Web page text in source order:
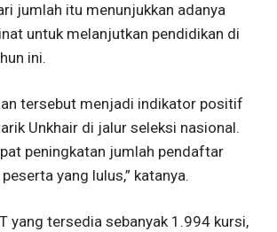
jumlah itu menunjukkan adanya
untuk melanjutkan pendidikan di
ini.
tersebut menjadi indikator positif
Unkhair di jalur seleksi nasional.
peningkatan jumlah pendaftar
yang lulus,” katanya.
yang tersedia sebanyak 1.994 kursi,